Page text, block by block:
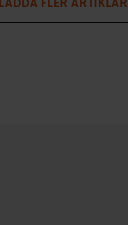
LADDA FLER ARTIKLAR